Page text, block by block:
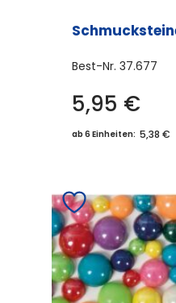
Best-Nr. 37.677
5,95 €
ab 6 Einheiten: 5,38 €